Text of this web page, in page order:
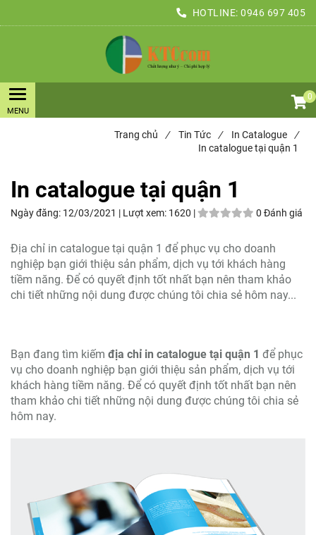
HOTLINE: 0946 697 405
0
Trang chủ / Tin Tức / In Catalogue
/
In catalogue tại quận 1
In catalogue tại quận 1
Ngày đăng: 12/03/2021 | Lượt xem: 1620 | 0 Đánh giá
Địa chỉ in catalogue tại quận 1 để phục vụ cho doanh
nghiệp bạn giới thiệu sản phẩm, dịch vụ tới khách hàng
tiềm năng. Để có quyết định tốt nhất bạn nên tham khảo
chi tiết những nội dung được chúng tôi chia sẻ hôm nay...
Bạn đang tìm kiếm địa chỉ in catalogue tại quận 1 để phục
vụ cho doanh nghiệp bạn giới thiệu sản phẩm, dịch vụ tới
khách hàng tiềm năng. Để có quyết định tốt nhất bạn nên
tham khảo chi tiết những nội dung được chúng tôi chia sẻ
hôm nay.